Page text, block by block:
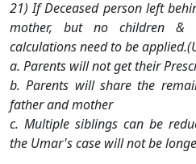
21) If Deceased person left
mother, but no children &
calculations need to be
a. Parents will not get their
b. Parents will share the
father and mother
c. Multiple siblings can be
the Umar's case will not be